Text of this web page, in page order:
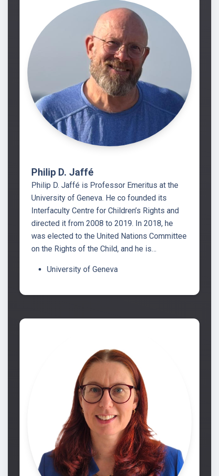
Philip D. Jaffé
Philip D. Jaffé is Professor Emeritus at the
University of Geneva. He co founded its
Interfaculty Centre for Children’s Rights and
directed it from 2008 to 2019. In 2018, he
was elected to the United Nations Committee
on the Rights of the Child, and he is…
University of Geneva